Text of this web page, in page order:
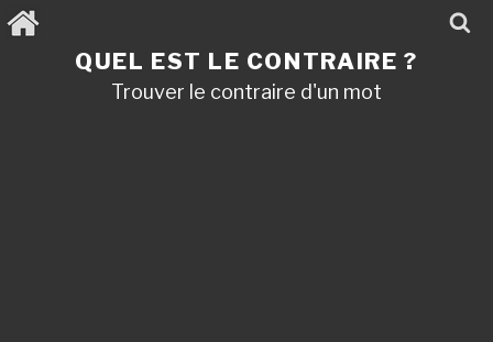
Aller
au
QUEL EST LE CONTRAIRE ?
Trouver le contraire d'un mot